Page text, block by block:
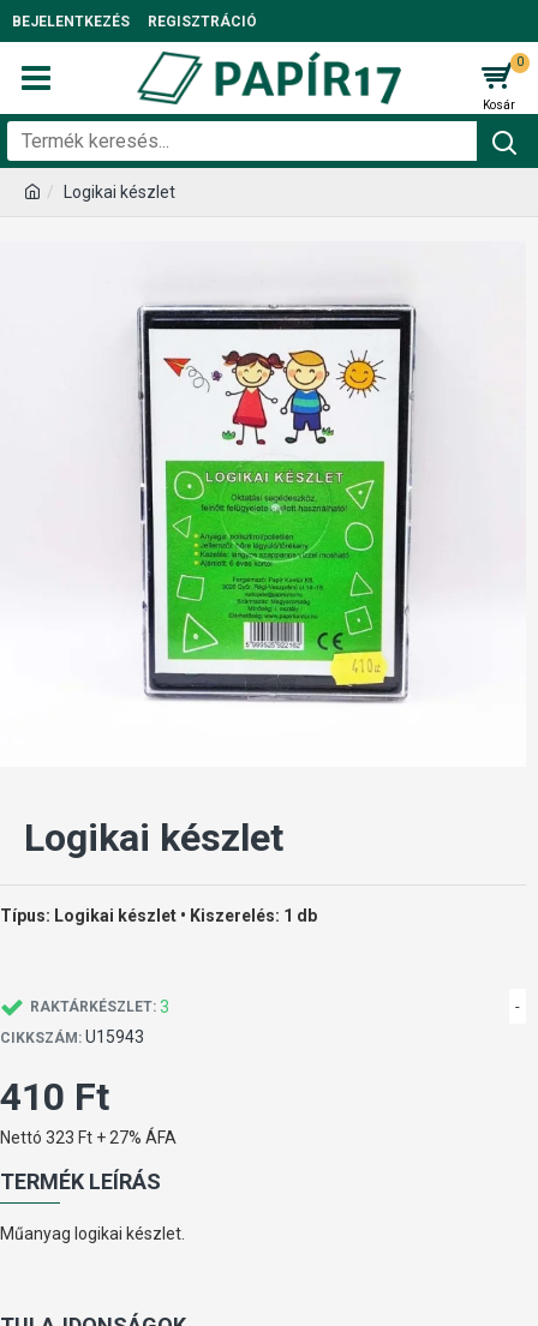
BEJELENTKEZÉS REGISZTRÁCIÓ
0
Logikai készlet
Logikai készlet
Típus: Logikai készlet • Kiszerelés: 1 db
RAKTÁRKÉSZLET: 3
CIKKSZÁM: U15943
-
410 Ft
Nettó 323 Ft + 27% ÁFA
TERMÉK LEÍRÁS
Műanyag logikai készlet.